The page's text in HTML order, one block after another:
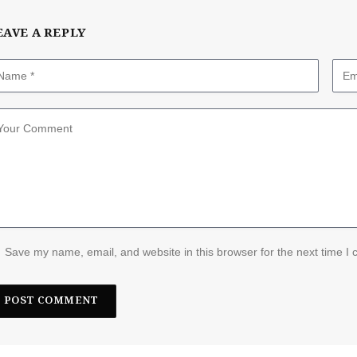
A REPLY
Save my name, email, and website in this browser for the next time I